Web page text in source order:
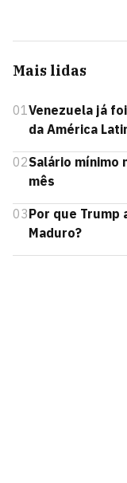
Mais lidas
01Venezuela já
da América
02Salário mínimo
mês
03Por que Trump
Maduro?